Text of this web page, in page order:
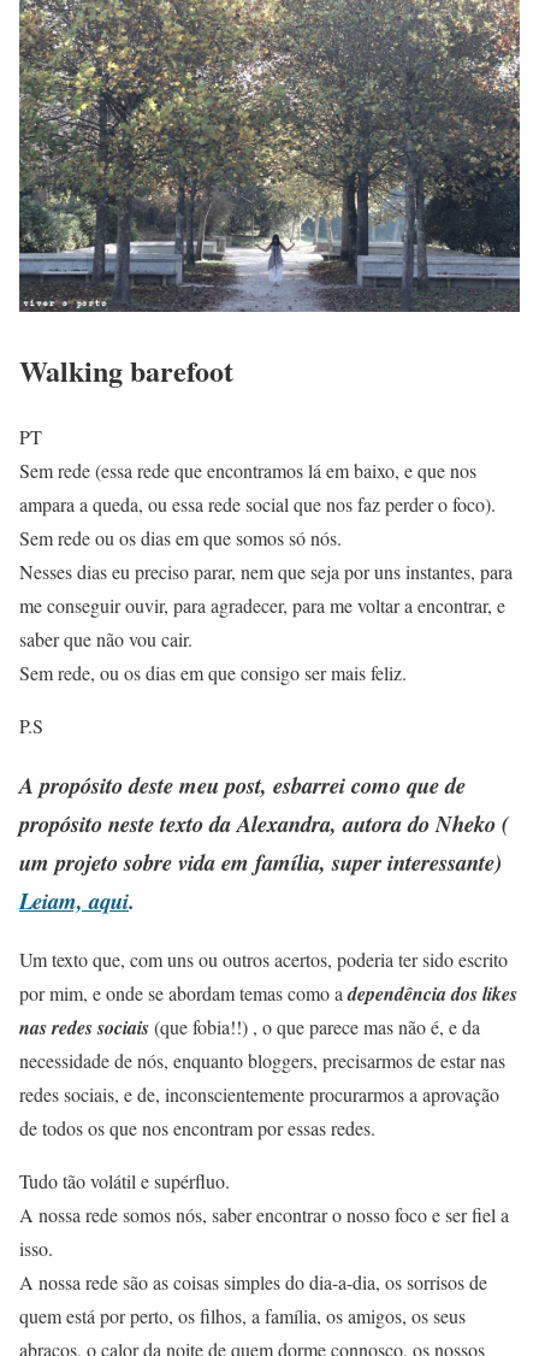
Walking barefoot
PT
Sem rede (essa rede que encontramos lá em baixo, e que nos
ampara a queda, ou essa rede social que nos faz perder o foco).
Sem rede ou os dias em que somos só nós.
Nesses dias eu preciso parar, nem que seja por uns instantes, para
me conseguir ouvir, para agradecer, para me voltar a encontrar, e
saber que não vou cair.
Sem rede, ou os dias em que consigo ser mais feliz.
P.S
A propósito deste meu post, esbarrei como que de
propósito neste texto daAlexandra, autora do Nheko(
um projeto sobre vida em família, super interessante)
Leiam, aqui.
Um texto que, com uns ou outros acertos, poderia ter sido escrito
por mim, e onde se abordam temas como adependência dos likes
nas redes sociais(que fobia!!) , o que parece mas não é, e da
necessidade de nós, enquanto bloggers, precisarmos de estar nas
redes sociais, e de, inconscientemente procurarmos a aprovação
de todos os que nos encontram por essas redes.
Tudo tão volátil e supérfluo.
A nossa rede somos nós, saber encontrar o nosso foco e ser fiel a
isso.
A nossa rede são as coisas simples do dia-a-dia, os sorrisos de
quem está por perto, os filhos, a família, os amigos, os seus
abraços, o calor da noite de quem dorme connosco, os nossos